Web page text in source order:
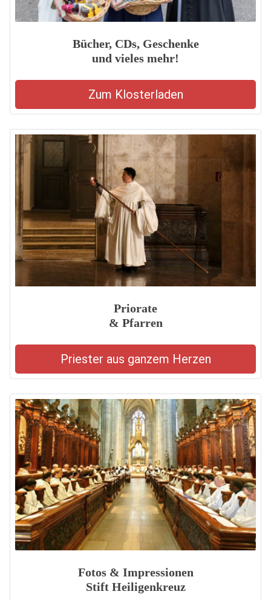
Bücher, CDs, Geschenke
und vieles mehr!
Zum Klosterladen
Priorate
& Pfarren
Priester aus ganzem Herzen
Fotos & Impressionen
Stift Heiligenkreuz